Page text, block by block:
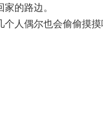
的路边。
人偶尔也会偷偷摸